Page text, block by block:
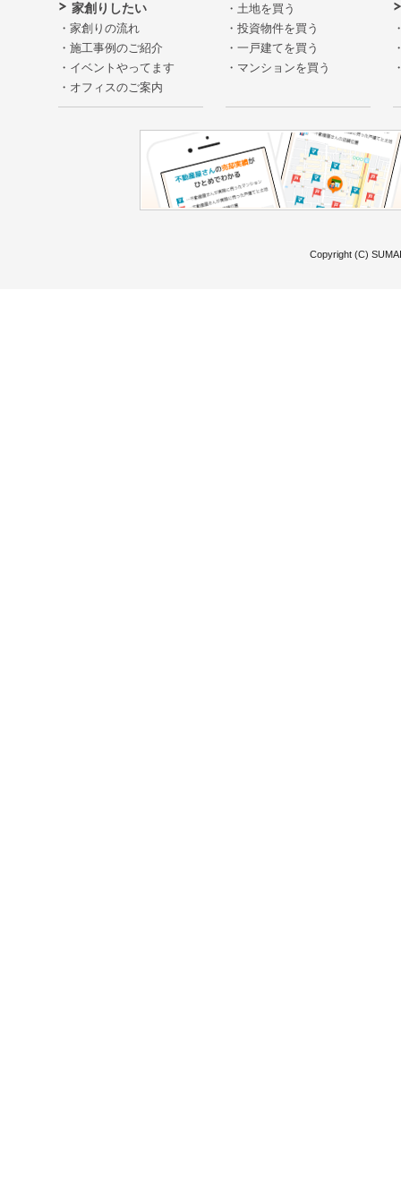
家創りしたい
家創りの流れ
施工事例のご紹介
イベントやってます
オフィスのご案内
土地を買う
投資物件を買う
一戸建てを買う
マンションを買う
Copyright (C)